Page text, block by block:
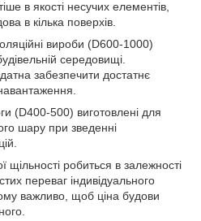
в якості несучих елементів,
в кілька поверхів.
вироби (D600-1000)
середовищі.
забезпечити достатнє
(D400-500) виготовлені для
шару при зведенні
щільності робиться в залежності
переваг індивідуального
важливо, щоб ціна будови